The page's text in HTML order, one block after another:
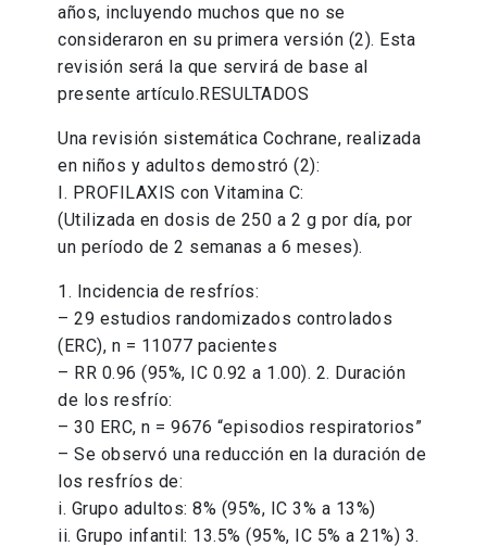
años, incluyendo muchos que no se
consideraron en su primera versión (2). Esta
revisión será la que servirá de base al
presente artículo.RESULTADOS
Una revisión sistemática Cochrane, realizada
en niños y adultos demostró (2):
I. PROFILAXIS con Vitamina C:
(Utilizada en dosis de 250 a 2 g por día, por
un período de 2 semanas a 6 meses).
1. Incidencia de resfríos:
– 29 estudios randomizados controlados
(ERC), n = 11077 pacientes
– RR 0.96 (95%, IC 0.92 a 1.00). 2. Duración
de los resfrío:
– 30 ERC, n = 9676 “episodios respiratorios”
– Se observó una reducción en la duración de
los resfríos de:
i. Grupo adultos: 8% (95%, IC 3% a 13%)
ii. Grupo infantil: 13.5% (95%, IC 5% a 21%) 3.